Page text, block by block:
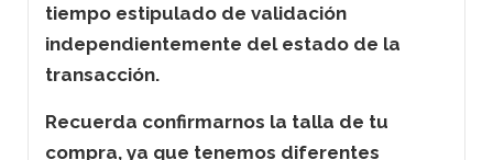
tiempo estipulado de validación
independientemente del estado de la
transacción.
Recuerda confirmarnos la talla de tu
compra, ya que tenemos diferentes